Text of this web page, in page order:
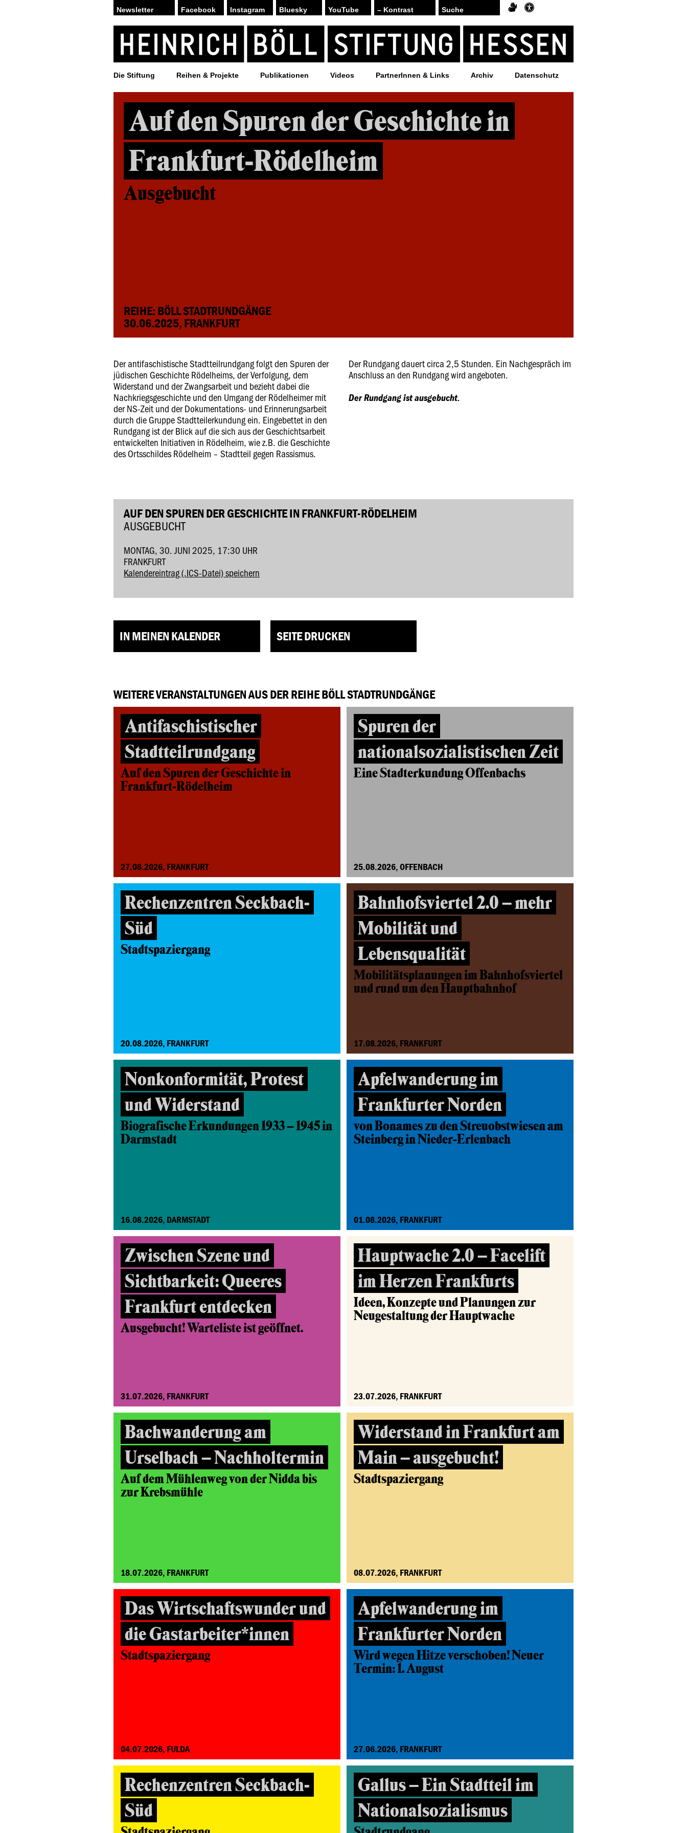
Facebook Instagram Bluesky YouTube – Kontrast
Die Stiftung Reihen & Projekte Publikationen Videos PartnerInnen & Links Archiv Datenschutz
Auf den Spuren der Geschichte in
Frankfurt-Rödelheim
Ausgebucht
REIHE: BÖLL STADTRUNDGÄNGE
30.06.2025, FRANKFURT
Der antifaschistische Stadtteilrundgang folgt den Spuren der
jüdischen Geschichte Rödelheims, der Verfolgung, dem
Widerstand und der Zwangsarbeit und bezieht dabei die
Nachkriegsgeschichte und den Umgang der Rödelheimer mit
der NS-Zeit und der Dokumentations- und Erinnerungsarbeit
durch die Gruppe Stadtteilerkundung ein. Eingebettet in den
Rundgang ist der Blick auf die sich aus der Geschichtsarbeit
entwickelten Initiativen in Rödelheim, wie z.B. die Geschichte
des Ortsschildes Rödelheim – Stadtteil gegen Rassismus.
Der Rundgang dauert circa 2,5 Stunden. Ein Nachgespräch im
Anschluss an den Rundgang wird angeboten.
Der Rundgang ist ausgebucht.
AUF DEN SPUREN DER GESCHICHTE IN FRANKFURT-RÖDELHEIM
AUSGEBUCHT
MONTAG, 30. JUNI 2025, 17:30 UHR
FRANKFURT
Kalendereintrag (.ICS-Datei) speichern
IN MEINEN KALENDER SEITE DRUCKEN
WEITERE VERANSTALTUNGEN AUS DER REIHE BÖLL STADTRUNDGÄNGE
Antifaschistischer
Stadtteilrundgang
Auf den Spuren der Geschichte in
Frankfurt-Rödelheim
27.08.2026, FRANKFURT
Spuren der
nationalsozialistischen Zeit
Eine Stadterkundung Offenbachs
25.08.2026, OFFENBACH
Rechenzentren Seckbach-
Süd
Stadtspaziergang
20.08.2026, FRANKFURT
Bahnhofsviertel 2.0 – mehr
Mobilität und
Lebensqualität
Mobilitätsplanungen im Bahnhofsviertel
und rund um den Hauptbahnhof
17.08.2026, FRANKFURT
Nonkonformität, Protest
und Widerstand
Biografische Erkundungen 1933 – 1945 in
Darmstadt
16.08.2026, DARMSTADT
Apfelwanderung im
Frankfurter Norden
von Bonames zu den Streuobstwiesen am
Steinberg in Nieder-Erlenbach
01.08.2026, FRANKFURT
Zwischen Szene und
Sichtbarkeit: Queeres
Frankfurt entdecken
Ausgebucht! Warteliste ist geöffnet.
31.07.2026, FRANKFURT
Hauptwache 2.0 – Facelift
im Herzen Frankfurts
Ideen, Konzepte und Planungen zur
Neugestaltung der Hauptwache
23.07.2026, FRANKFURT
Bachwanderung am
Urselbach – Nachholtermin
Auf dem Mühlenweg von der Nidda bis
zur Krebsmühle
18.07.2026, FRANKFURT
Widerstand in Frankfurt am
Main – ausgebucht!
Stadtspaziergang
08.07.2026, FRANKFURT
Das Wirtschaftswunder und
die Gastarbeiter*innen
Stadtspaziergang
04.07.2026, FULDA
Apfelwanderung im
Frankfurter Norden
Wird wegen Hitze verschoben! Neuer
Termin: 1. August
27.06.2026, FRANKFURT
Rechenzentren Seckbach-
Süd
Gallus – Ein Stadtteil im
Nationalsozialismus